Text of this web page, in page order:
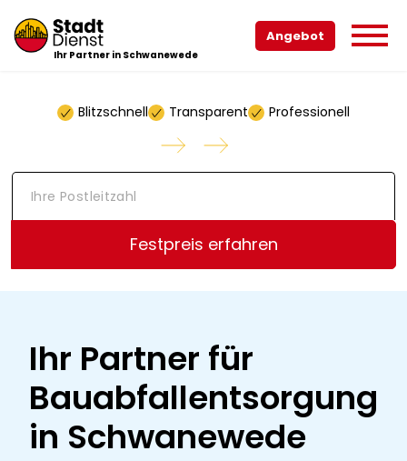
Ihr Partner in Schwanewede
Angebot
Blitzschnell Transparent Professionell
I
o
Festpreis erfahren
Ihr Partner für
Bauabfallentsorgung
in Schwanewede